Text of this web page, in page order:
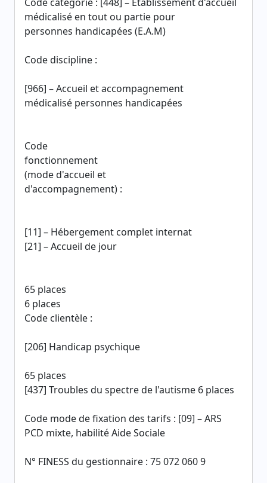
médicalisé en tout ou partie pour
personnes handicapées (E.A.M)
Code discipline :
[966] – Accueil et accompagnement
médicalisé personnes handicapées
Code
fonctionnement
(mode d'accueil et
d'accompagnement) :
[11] – Hébergement complet internat
[21] – Accueil de jour
65 places
6 places
Code clientèle :
[206] Handicap psychique
65 places
[437] Troubles du spectre de l'autisme 6 places
Code mode de fixation des tarifs : [09] – ARS
PCD mixte, habilité Aide Sociale
N° FINESS du gestionnaire : 75 072 060 9